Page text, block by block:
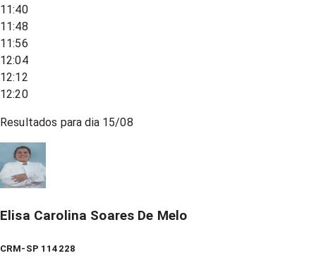
11:40
11:48
11:56
12:04
12:12
12:20
Resultados para dia 15/08
Elisa Carolina Soares De Melo
CRM-SP 114228